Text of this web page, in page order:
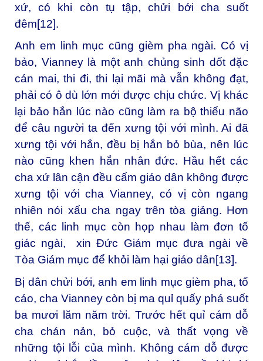
xứ, có khi còn tụ tập, chửi bới cha suốt
đêm[12].
Anh em linh mục cũng gièm pha ngài. Có vị
bảo, Vianney là một anh chủng sinh dốt đặc
cán mai, thi đi, thi lại mãi mà vẫn không đạt,
phải có ô dù lớn mới được chịu chức. Vị khác
lại bảo hắn lúc nào cũng làm ra bộ thiểu não
để câu người ta đến xưng tội với mình. Ai đã
xưng tội với hắn, đều bị hắn bỏ bùa, nên lúc
nào cũng khen hắn nhân đức. Hầu hết các
cha xứ lân cận đều cấm giáo dân không được
xưng tội với cha Vianney, có vị còn ngang
nhiên nói xấu cha ngay trên tòa giảng. Hơn
thế, các linh mục còn họp nhau làm đơn tố
giác ngài, xin Đức Giám mục đưa ngài về
Tòa Giám mục để khỏi làm hại giáo dân[13].
Bị dân chửi bới, anh em linh mục gièm pha, tố
cáo, cha Vianney còn bị ma quỉ quấy phá suốt
ba mươi lăm năm trời. Trước hết quỉ cám dỗ
cha chán nản, bỏ cuộc, và thất vọng về
những tội lỗi của mình. Không cám dỗ được